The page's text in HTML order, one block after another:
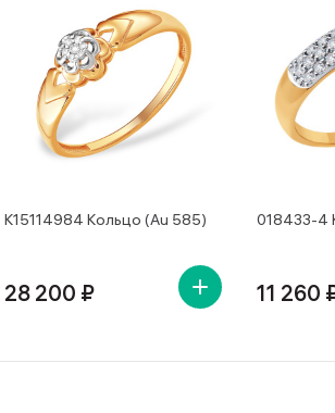
К15114984 Кольцо (Au 585)
28 200 ₽
018433-4
11 260